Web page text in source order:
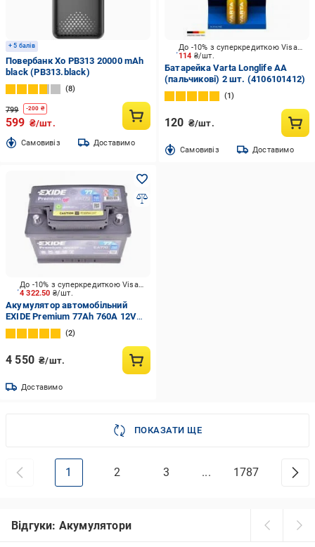
+ 5 балів
Повербанк Xo PB313 20000 mAh
black (PB313.black)
8
799 -200 ₴
599 ₴/шт.
Cамовивіз Доставимо
114 ₴/шт.
До -10% з суперкредиткою Visa Вигода
Батарейка Varta Longlife AA
(пальчикові) 2 шт. (4106101412)
1
120 ₴/шт.
Cамовивіз Доставимо
4 322.50 ₴/шт.
До -10% з суперкредиткою Visa Вигода
Акумулятор автомобільний
EXIDE Premium 77Ah 760A 12V
«+» праворуч (EA770)
2
4 550 ₴/шт.
Доставимо
ПОКАЗАТИ ЩЕ
1 2 3 ... 1787
Відгуки: Акумулятори